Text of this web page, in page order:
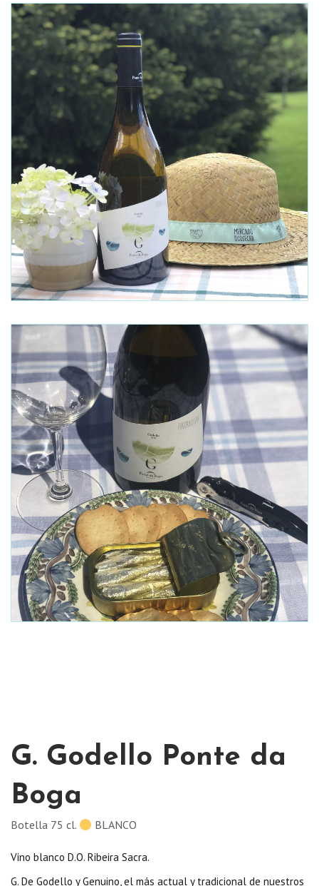
G. Godello Ponte da
Boga
Botella 75 cl. BLANCO
Vino blanco D.O. Ribeira Sacra.
G. De Godello y Genuino, el más actual y tradicional de nuestros